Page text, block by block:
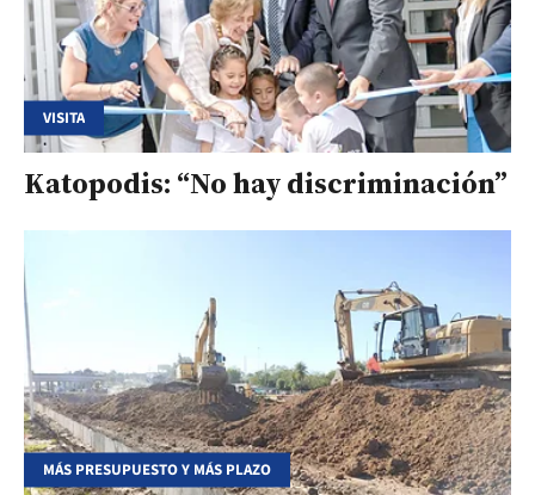
VISITA
Katopodis: “No hay discriminación”
MÁS PRESUPUESTO Y MÁS PLAZO